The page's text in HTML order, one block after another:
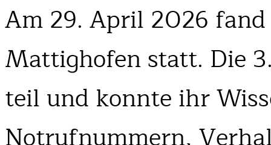
Am 29. April 2026
Mattighofen statt. Die
teil und konnte ihr